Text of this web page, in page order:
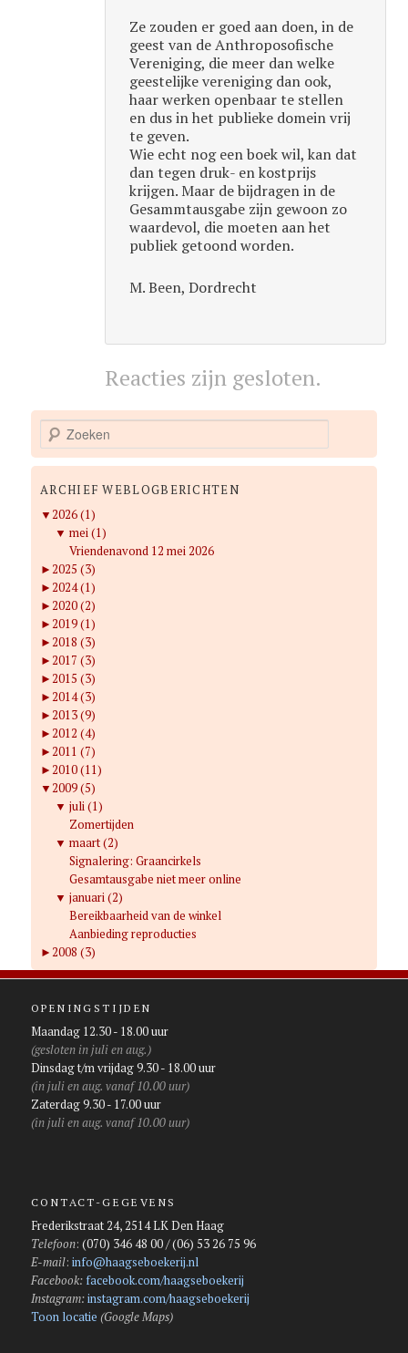
Ze zouden er goed aan doen, in de
geest van de Anthroposofische
Vereniging, die meer dan welke
geestelijke vereniging dan ook,
haar werken openbaar te stellen
en dus in het publieke domein vrij
te geven.
Wie echt nog een boek wil, kan dat
dan tegen druk- en kostprijs
krijgen. Maar de bijdragen in de
Gesammtausgabe zijn gewoon zo
waardevol, die moeten aan het
publiek getoond worden.
M. Been, Dordrecht
Reacties zijn gesloten.
o
e
k
n
ARCHIEF WEBLOGBERICHTEN
▼2026 (1)
▼ mei (1)
Vriendenavond 12 mei 2026
►2025 (3)
►2024 (1)
►2020 (2)
►2019 (1)
►2018 (3)
►2017 (3)
►2015 (3)
►2014 (3)
►2013 (9)
►2012 (4)
►2011 (7)
►2010 (11)
▼2009 (5)
▼ juli (1)
Zomertijden
▼ maart (2)
Signalering: Graancirkels
Gesamtausgabe niet meer online
▼ januari (2)
Bereikbaarheid van de winkel
Aanbieding reproducties
►2008 (3)
OPENINGSTIJDEN
Maandag 12.30 - 18.00 uur
(gesloten in juli en aug.)
Dinsdag t/m vrijdag 9.30 - 18.00 uur
(in juli en aug. vanaf 10.00 uur)
Zaterdag 9.30 - 17.00 uur
(in juli en aug. vanaf 10.00 uur)
CONTACT-GEGEVENS
Frederikstraat 24, 2514 LK Den Haag
Telefoon: (070) 346 48 00 / (06) 53 26 75 96
E-mail: info@haagseboekerij.nl
Facebook: facebook.com/haagseboekerij
Instagram:instagram.com/haagseboekerij
Toon locatie (Google Maps)